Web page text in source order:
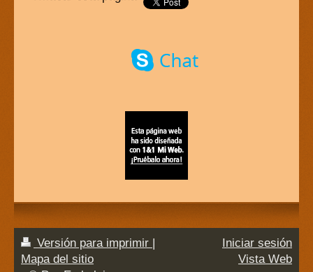
Versión para imprimir |
Mapa del sitio
Iniciar sesión
Vista Web